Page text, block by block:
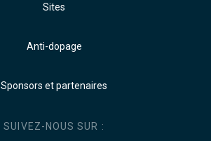
Sites
Anti-dopage
Sponsors et partenaires
SUIVEZ-NOUS SUR :